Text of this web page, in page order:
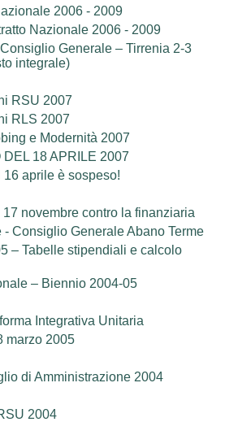
2006 - 2009
Nazionale 2006 - 2009
Generale – Tirrenia 2-3
integrale)
RSU 2007
RLS 2007
e Modernità 2007
18 APRILE 2007
16 aprile è sospeso!
novembre contro la finanziaria
- Consiglio Generale Abano Terme
– Tabelle stipendiali e calcolo
– Biennio 2004-05
Integrativa Unitaria
marzo 2005
di Amministrazione 2004
2004